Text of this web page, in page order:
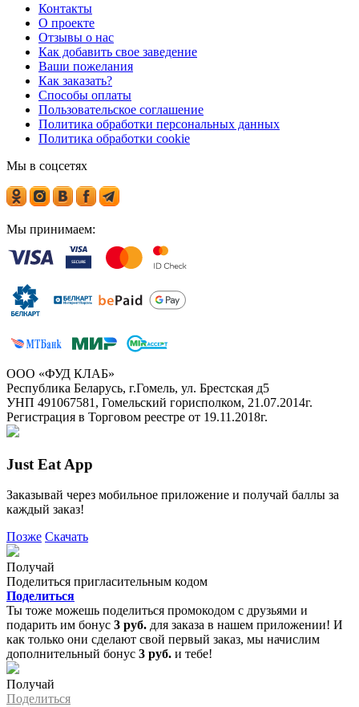
Контакты
О проекте
Отзывы о нас
Как добавить свое заведение
Ваши пожелания
Как заказать?
Способы оплаты
Пользовательское соглашение
Политика обработки персональных данных
Политика обработки cookie
Мы в соцсетях
Мы принимаем:
ООО «ФУД КЛАБ»
Республика Беларусь, г.Гомель, ул. Брестская д5
УНП 491067581, Гомельский горисполком, 21.07.2014г.
Регистрация в Торговом реестре от 19.11.2018г.
Just Eat App
Заказывай через мобильное приложение и получай баллы за
каждый заказ!
Позже Скачать
Получай
Поделиться пригласительным кодом
Поделиться
Ты тоже можешь поделиться промокодом с друзьями и
подарить им бонус 3 руб. для заказа в нашем приложении! И
как только они сделают свой первый заказ, мы начислим
дополнительный бонус 3 руб. и тебе!
Получай
Поделиться